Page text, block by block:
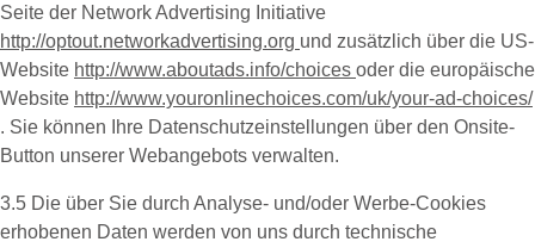
Seite der Network Advertising Initiative
http://optout.networkadvertising.org und zusätzlich über die US-
Website http://www.aboutads.info/choices oder die europäische
Website http://www.youronlinechoices.com/uk/your-ad-choices/
. Sie können Ihre Datenschutzeinstellungen über den Onsite-
Button unserer Webangebots verwalten.
3.5 Die über Sie durch Analyse- und/oder Werbe-Cookies
erhobenen Daten werden von uns durch technische